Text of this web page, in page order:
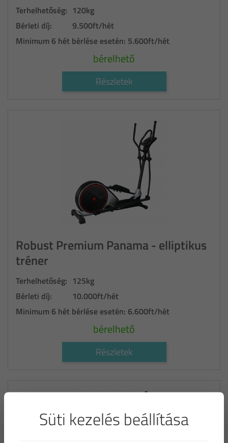
Terhelhetőség: 120kg
Bérleti díj:
9.500ft/hét
Minimum 6 hét bérlése esetén: 5.600ft/hét
bérelhető
Részletek
Robust Premium Panama - elliptikus
tréner
Terhelhetőség: 125kg
Bérleti díj:
10.000ft/hét
Minimum 6 hét bérlése esetén: 6.600ft/hét
bérelhető
Részletek
Süti kezelés beállítása